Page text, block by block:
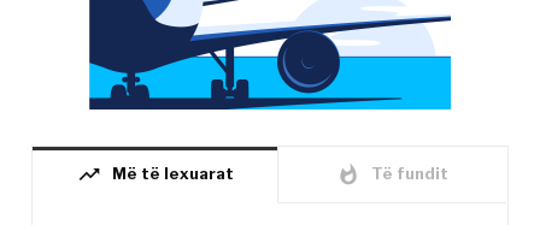
trending_up Më të lexuarat whatshot Të fundit